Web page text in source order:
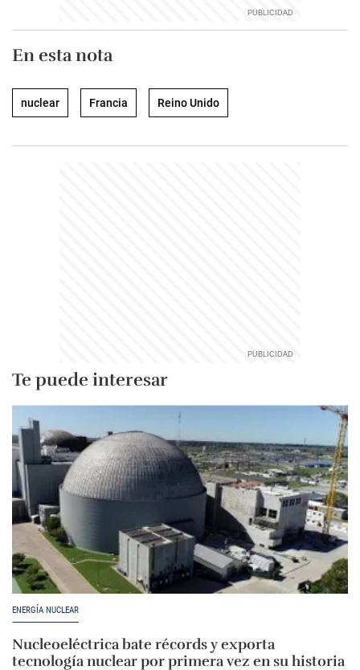
En esta nota
nuclear Francia Reino Unido
Te puede interesar
ENERGÍA NUCLEAR
Nucleoeléctrica bate récords y exporta
tecnología nuclear por primera vez en su historia